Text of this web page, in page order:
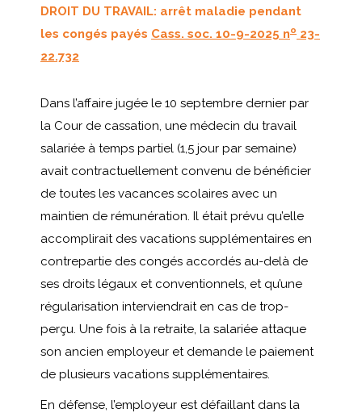
DROIT DU TRAVAIL: arrêt maladie pendant
les congés payés Cass. soc. 10-9-2025 no 23-
22.732
Dans l’affaire jugée le 10 septembre dernier par
la Cour de cassation, une médecin du travail
salariée à temps partiel (1,5 jour par semaine)
avait contractuellement convenu de bénéficier
de toutes les vacances scolaires avec un
maintien de rémunération. Il était prévu qu’elle
accomplirait des vacations supplémentaires en
contrepartie des congés accordés au-delà de
ses droits légaux et conventionnels, et qu’une
régularisation interviendrait en cas de trop-
perçu. Une fois à la retraite, la salariée attaque
son ancien employeur et demande le paiement
de plusieurs vacations supplémentaires.
En défense, l’employeur est défaillant dans la